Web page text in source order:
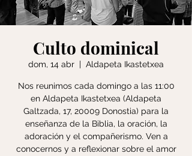
Culto dominical
dom, 14 abr
  |
Aldapeta Ikastetxea
Nos reunimos cada domingo a las 11:00
en Aldapeta Ikastetxea (Aldapeta
Galtzada, 17, 20009 Donostia) para la
enseñanza de la Biblia, la oración, la
adoración y el compañerismo. Ven a
conocernos y a reflexionar sobre el amor